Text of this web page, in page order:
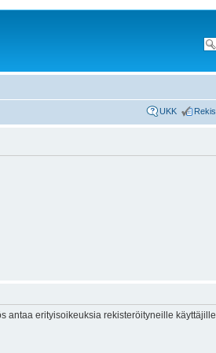
UKK
antaa erityisoikeuksia rekisteröityneille